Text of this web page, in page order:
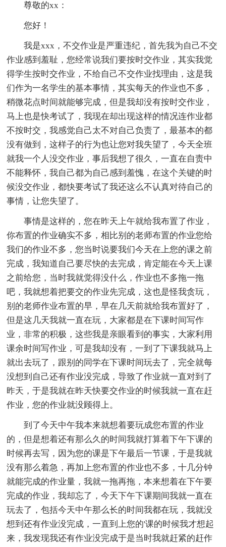
尊敬的xx：
您好！
我是xxx，不交作业是严重违纪，首先我为自己不交
作业感到羞耻，您经常说我们要按时交作业，其实我觉
得学生按时交作业，不给自己不交作业找理由，这是我
们作为一名学生的基本事情，其实每天的作业也不多，
稍微花点时间就能够完成，但是我却没有按时交作业，
马上也是快考试了，我现在却出现这样的情况连作业都
不按时交，我感觉自己太不对自己负责了，最基本的都
没有做到，这样子的行为也让您对我失望了，今天全班
就我一个人没交作业，事后我想了很久，一直在自责中
不能释怀，我自己都为自己感到羞愧，在这个关键的时
候没交作业，都快要考试了我还这么不认真对待自己的
事情，让您失望了。
事情是这样的，您在昨天上午就给我布置了作业，
你布置的作业确实不多，相比别的老师布置的作业您给
我们的作业不多，您当时说要我们今天在上您的课之前
完成，我知道自己要尽快的去完成，肯定能在今天上课
之前给您，当时我就觉得没什么，作业也不多拖一拖
吧，我就想着把要交的作业先完成，这也是怪我贪玩，
别的老师作业布置的早，早在几天前就给我布置好了，
但是这几天我就一直在玩，大家都是在下课时间写作
业，非常的积极，这些我是亲眼看到的事实，大家利用
课余时间写作业，可是我却没有，一到了下课我就马上
就出去玩了，跟别的同学在下课时间玩去了，完全就每
没想到自己还有作业没完成，导致了作业就一直对到了
昨天，于是我就在昨天快要交作业的时候我就一直在赶
作业，您的作业就没顾得上。
到了今天中午我本来就想着要玩成您布置的作业
的，但是想着还有那么久的时间我就打算着下午下课的
时候再去写，因为您的课是下午最后一节课，于是我就
没有那么着急，再加上您布置的作业也不多，十几分钟
就能完成的作业量，我就一拖再拖，本来想着在下午要
完成的作业，我却忘了，今天下午下课期间我就一直在
玩去了，包括今天中午那么长的时间我都在玩，我就没
想到还有作业没完成，一直到上您的'课的时候我才想起
来，我发现我还有作业没完成于是当时我就赶紧的赶作